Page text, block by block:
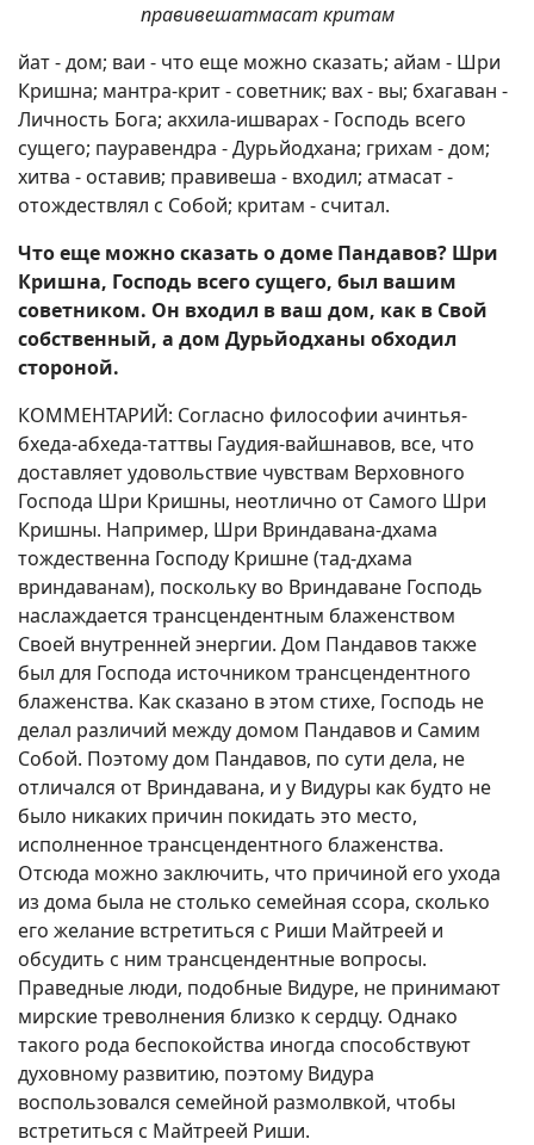
правивешатмасат критам
йат - дом; ваи - что еще можно сказать; айам - Шри
Кришна; мантра-крит - советник; вах - вы; бхагаван -
Личность Бога; акхила-ишварах - Господь всего
сущего; пауравендра - Дурьйодхана; грихам - дом;
хитва - оставив; правивеша - входил; атмасат -
отождествлял с Собой; критам - считал.
Что еще можно сказать о доме Пандавов? Шри
Кришна, Господь всего сущего, был вашим
советником. Он входил в ваш дом, как в Свой
собственный, а дом Дурьйодханы обходил
стороной.
КОММЕНТАРИЙ: Согласно философии ачинтья-
бхеда-абхеда-таттвы Гаудия-вайшнавов, все, что
доставляет удовольствие чувствам Верховного
Господа Шри Кришны, неотлично от Самого Шри
Кришны. Например, Шри Вриндавана-дхама
тождественна Господу Кришне (тад-дхама
вриндаванам), поскольку во Вриндаване Господь
наслаждается трансцендентным блаженством
Своей внутренней энергии. Дом Пандавов также
был для Господа источником трансцендентного
блаженства. Как сказано в этом стихе, Господь не
делал различий между домом Пандавов и Самим
Собой. Поэтому дом Пандавов, по сути дела, не
отличался от Вриндавана, и у Видуры как будто не
было никаких причин покидать это место,
исполненное трансцендентного блаженства.
Отсюда можно заключить, что причиной его ухода
из дома была не столько семейная ссора, сколько
его желание встретиться с Риши Майтреей и
обсудить с ним трансцендентные вопросы.
Праведные люди, подобные Видуре, не принимают
мирские треволнения близко к сердцу. Однако
такого рода беспокойства иногда способствуют
духовному развитию, поэтому Видура
воспользовался семейной размолвкой, чтобы
встретиться с Майтреей Риши.